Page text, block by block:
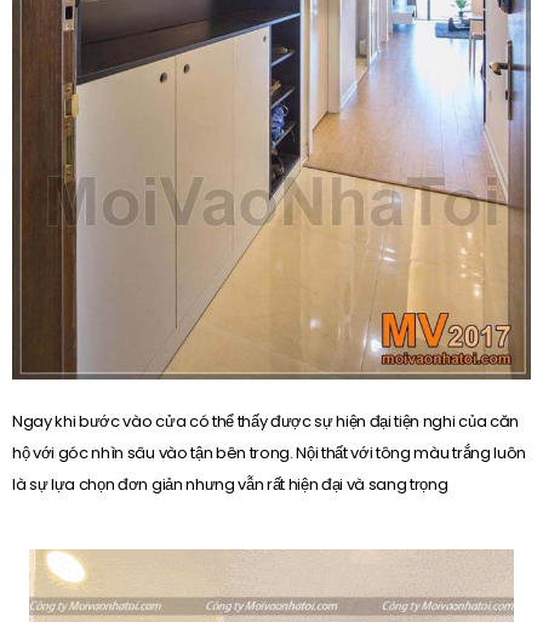
Ngay khi bước vào cửa có thể thấy được sự hiện đại tiện nghi của căn
hộ với góc nhìn sâu vào tận bên trong. Nội thất với tông màu trắng luôn
là sự lựa chọn đơn giản nhưng vẫn rất hiện đại và sang trọng